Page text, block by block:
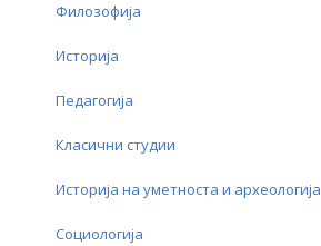
Филозофија
Историја
Педагогија
Класични студии
Историја на уметноста и археологија
Социологија